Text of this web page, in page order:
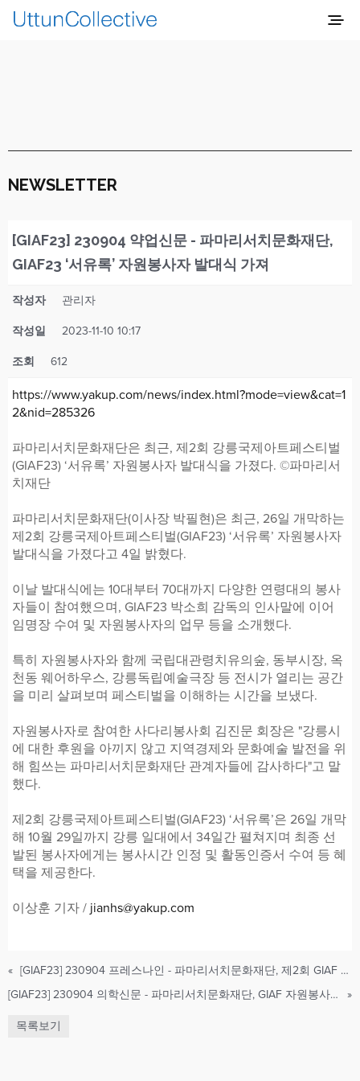
NEWSLETTER
[GIAF23] 230904 약업신문 - 파마리서치문화재단,
GIAF23 ‘서유록’ 자원봉사자 발대식 가져
작성자 관리자
작성일 2023-11-10 10:17
조회 612
https://www.yakup.com/news/index.html?mode=view&cat=1
2&nid=285326
파마리서치문화재단은 최근, 제2회 강릉국제아트페스티벌
(GIAF23) ‘서유록’ 자원봉사자 발대식을 가졌다. ©파마리서
치재단
파마리서치문화재단(이사장 박필현)은 최근, 26일 개막하는
제2회 강릉국제아트페스티벌(GIAF23) ‘서유록’ 자원봉사자
발대식을 가졌다고 4일 밝혔다.
이날 발대식에는 10대부터 70대까지 다양한 연령대의 봉사
자들이 참여했으며, GIAF23 박소희 감독의 인사말에 이어
임명장 수여 및 자원봉사자의 업무 등을 소개했다.
특히 자원봉사자와 함께 국립대관령치유의숲, 동부시장, 옥
천동 웨어하우스, 강릉독립예술극장 등 전시가 열리는 공간
을 미리 살펴보며 페스티벌을 이해하는 시간을 보냈다.
자원봉사자로 참여한 사다리봉사회 김진문 회장은 "강릉시
에 대한 후원을 아끼지 않고 지역경제와 문화예술 발전을 위
해 힘쓰는 파마리서치문화재단 관계자들에 감사하다"고 말
했다.
제2회 강릉국제아트페스티벌(GIAF23) ‘서유록’은 26일 개막
해 10월 29일까지 강릉 일대에서 34일간 펼쳐지며 최종 선
발된 봉사자에게는 봉사시간 인정 및 활동인증서 수여 등 혜
택을 제공한다.
이상훈 기자 / jianhs@yakup.com
«
[GIAF23] 230904 프레스나인 - 파마리서치문화재단, 제2회 GIAF 자원봉사자 발대식
[GIAF23] 230904 의학신문 - 파마리서치문화재단, GIAF 자원봉사자 발대식
»
목록보기